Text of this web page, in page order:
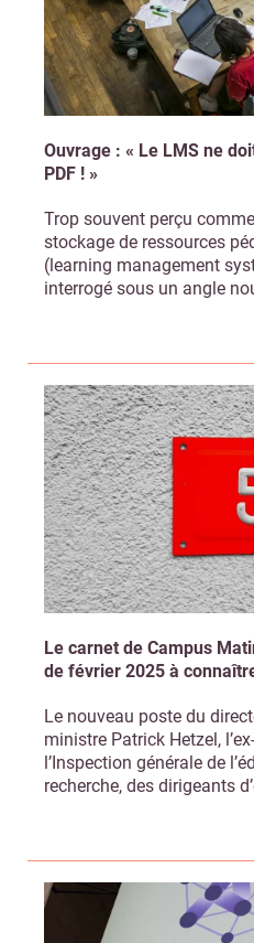
Ouvrage : « Le LMS ne
PDF ! »
Trop souvent perçu
stockage de ressources
(learning management
interrogé sous un angle
Le carnet de Campus
de février 2025 à
Le nouveau poste du
ministre Patrick Hetzel,
l’Inspection générale de
recherche, des dirigeants